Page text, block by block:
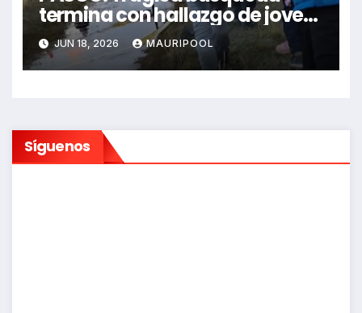
termina con hallazgo de joven
sin vida en Rancas
JUN 18, 2026 MAURIPOOL
Síguenos